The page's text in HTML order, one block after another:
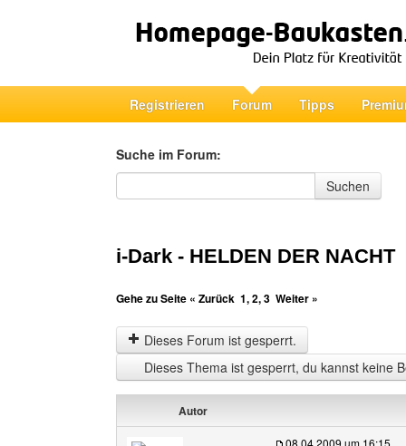
Registrieren Forum Tipps
Suche im Forum:
Suche im Forum
Suchen
i-Dark - HELDEN DER NACHT
Gehe zu Seite « Zurück 1,2,3 Weiter »
Dieses Forum ist gesperrt.
Dieses Thema ist gesperrt, du kannst keine
Autor
08.04.2009 um 16:15